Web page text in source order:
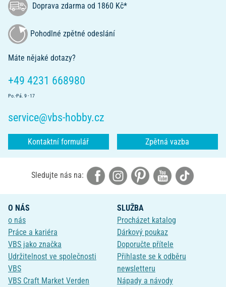
Doprava zdarma od 1860 Kč*
Pohodlné zpětné odeslání
Máte nějaké dotazy?
+49 4231 668980
Po.-Pá. 9 - 17
service@vbs-hobby.cz
Kontaktní formulář Zpětná vazba
Sledujte nás na:
O NÁS
o nás
Práce a kariéra
VBS jako značka
Udržitelnost ve společnosti
VBS
VBS Craft Market Verden
SLUŽBA
Procházet katalog
Dárkový poukaz
Doporučte přítele
Přihlaste se k odběru
newsletteru
Nápady a návody